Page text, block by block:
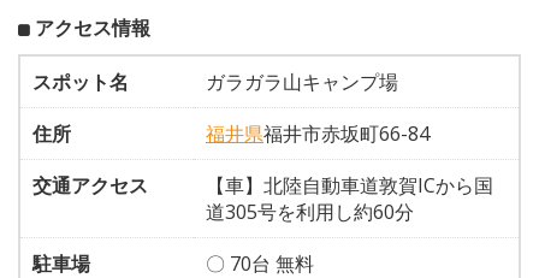
アクセス情報
スポット名
ガラガラ山キャンプ場
住所
福井県福井市赤坂町66-84
交通アクセス
【車】北陸自動車道敦賀ICから国
道305号を利用し約60分
駐車場
〇 70台 無料